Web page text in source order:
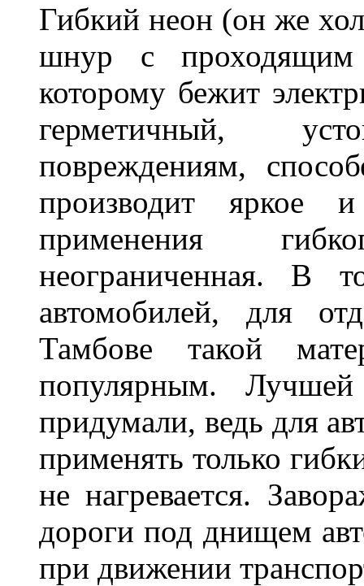
Гибкий неон (он же
шнур с
которому бежит
герметичный,
повреждениям,
производит яркое
применения
неограниченная.
автомобилей, для
Тамбове такой
популярным.
придумали, ведь для
применять только
не нагревается.
дороги под днищем
при движении